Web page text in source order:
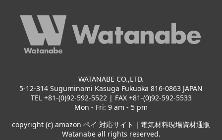
WATANABE CO.,LTD.
5-12-314 Suguminami Kasuga Fukuoka 816-0863 JAPAN
TEL +81-(0)92-592-5522 | FAX +81-(0)92-592-5533
Mon - Fri: 9 am - 5 pm
copyright (c) amazon ペイ 対応サイト｜電気材料現場資材通販
Watanabe all rights reserved.